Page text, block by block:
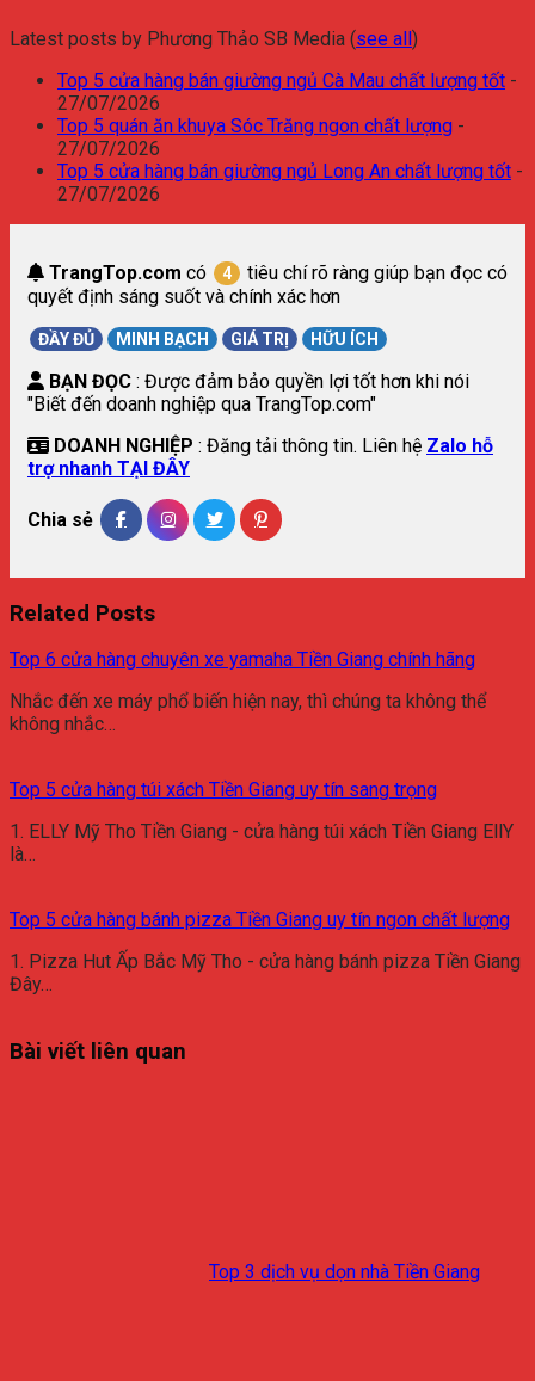
Latest posts by Phương Thảo SB Media (see all)
Top 5 cửa hàng bán giường ngủ Cà Mau chất lượng tốt -
27/07/2026
Top 5 quán ăn khuya Sóc Trăng ngon chất lượng -
27/07/2026
Top 5 cửa hàng bán giường ngủ Long An chất lượng tốt -
27/07/2026
TrangTop.com có 4
tiêu chí rõ ràng giúp bạn đọc có
quyết định sáng suốt và chính xác hơn
ĐẦY ĐỦ MINH BẠCH GIÁ TRỊ HỮU ÍCH
BẠN ĐỌC : Được đảm bảo quyền lợi tốt hơn khi nói
"Biết đến doanh nghiệp qua TrangTop.com"
DOANH NGHIỆP : Đăng tải thông tin. Liên hệ Zalo hỗ
trợ nhanh TẠI ĐÂY
Chia sẻ
Related Posts
Top 6 cửa hàng chuyên xe yamaha Tiền Giang chính hãng
Nhắc đến xe máy phổ biến hiện nay, thì chúng ta không thể
không nhắc…
Top 5 cửa hàng túi xách Tiền Giang uy tín sang trọng
1. ELLY Mỹ Tho Tiền Giang - cửa hàng túi xách Tiền Giang EllY
là…
Top 5 cửa hàng bánh pizza Tiền Giang uy tín ngon chất lượng
1. Pizza Hut Ấp Bắc Mỹ Tho - cửa hàng bánh pizza Tiền Giang
Đây…
Bài viết liên quan
Top 3 dịch vụ dọn nhà Tiền Giang